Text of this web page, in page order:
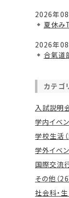
2026年08
夏休み
2026年08
合氣
カテゴ
入試説明
学内イベン
学校生活（
学外イベン
国際交流
その他（26
社会科・生